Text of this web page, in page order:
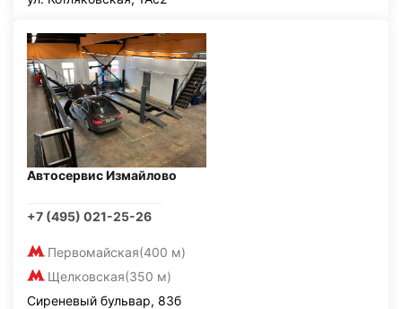
Автосервис Измайлово
+7 (495) 021-25-26
Первомайская(400 м)
Щелковская(350 м)
Сиреневый бульвар, 83б